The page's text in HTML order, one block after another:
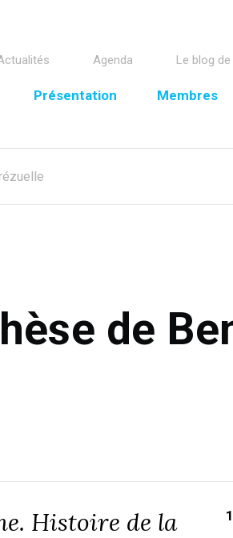
Agenda Le blog de
Présentation Membres
de
Histoire de la